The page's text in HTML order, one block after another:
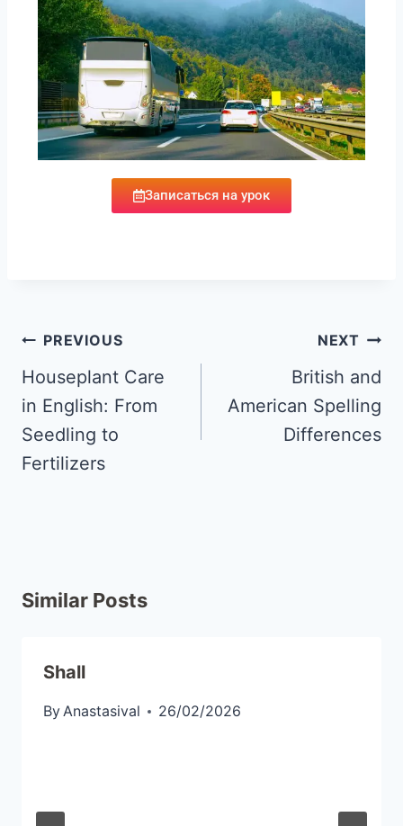
Записаться на урок
PREVIOUS
Houseplant Care
in English: From
Seedling to
Fertilizers
NEXT
British and
American Spelling
Differences
Similar Posts
Shall
ByAnastasival 26/02/2026